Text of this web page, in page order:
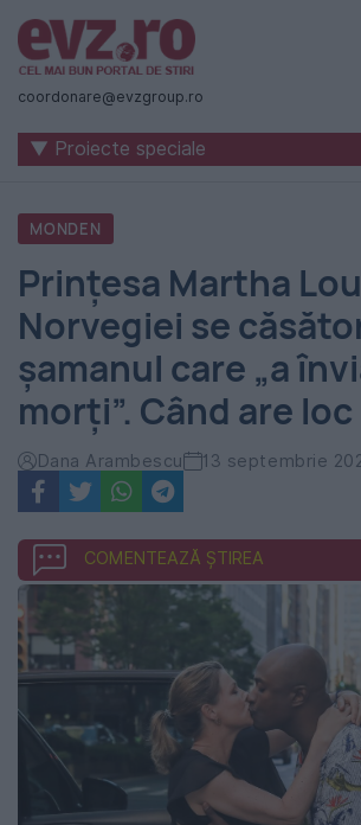
Știri
naționale
internaționale
România
-
Evenimentul
Zilei
coordonare@evzgroup.ro
▼ Proiecte speciale
MONDEN
Prințesa Martha
Norvegiei se
șamanul care „a
morți”. Când are
Dana Arambescu 13 septembrie
COMENTEAZĂ ȘTIREA